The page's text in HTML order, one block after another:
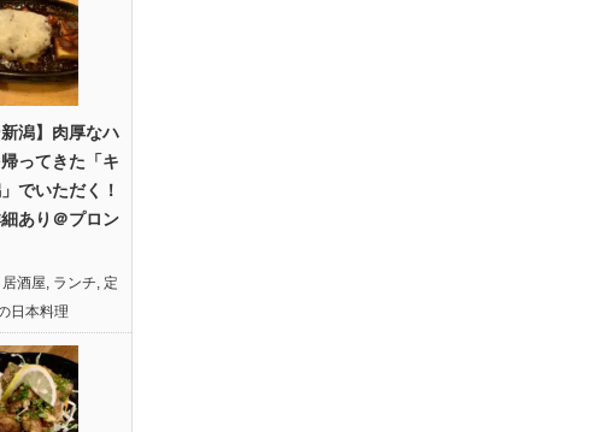
新潟】肉厚なハ
ってきた「キ
でいただく！
あり＠プロン
居酒屋, ランチ, 定
日本料理